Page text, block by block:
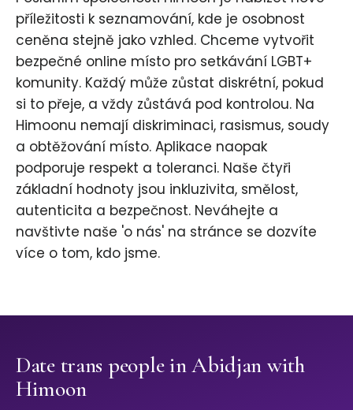
příležitosti k seznamování, kde je osobnost
ceněna stejně jako vzhled. Chceme vytvořit
bezpečné online místo pro setkávání LGBT+
komunity. Každý může zůstat diskrétní, pokud
si to přeje, a vždy zůstává pod kontrolou. Na
Himoonu nemají diskriminaci, rasismus, soudy
a obtěžování místo. Aplikace naopak
podporuje respekt a toleranci. Naše čtyři
základní hodnoty jsou inkluzivita, smělost,
autenticita a bezpečnost. Neváhejte a
navštivte naše 'o nás' na stránce se dozvíte
více o tom, kdo jsme.
Date trans people in Abidjan with
Himoon